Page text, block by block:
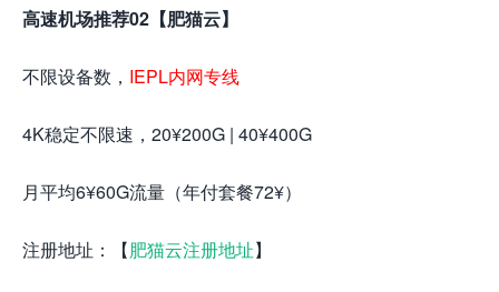
高速机场推荐02【肥猫云】
不限设备数， IEPL内网专线
4K稳定不限速，20¥200G | 40¥400G
月平均6¥60G流量（年付套餐72¥）
注册地址：【肥猫云注册地址】